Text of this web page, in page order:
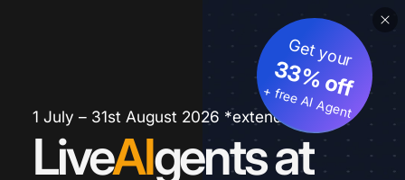
1 July – 31st August 2026 *extended
LiveAIgents at
Get your
33% off
+ free AI Agent